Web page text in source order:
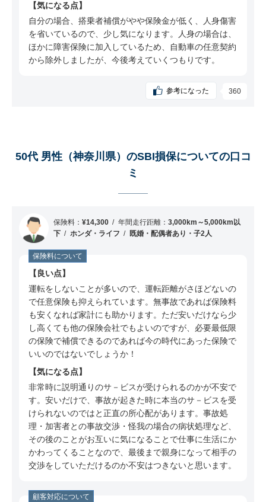
ミ
30代 男性（福島県）のSBI損保についての口コ
ミ
50代 男性（大阪府）のSBI損保についての口コ
50代 男性（兵庫県）のSBI損保についての口コ
30代 女性（長野県）のSBI損保についての口コ
50代 男性（茨城県）のSBI損保についての口コ
40代 男性（埼玉県）のSBI損保についての口コ
ミ
60代 男性（東京都）のSBI損保についての口コ
ミ
30代 男性（埼玉県）のSBI損保についての口コ
ミ
40代 男性（千葉県）のSBI損保についての口コ
ミ
ミ
30代 女性（兵庫県）のSBI損保についての口コ
ミ
50代 男性（愛媛県）のSBI損保についての口コ
ミ
60代 男性（千葉県）のSBI損保についての口コ
気になる点
自分の場合、搭乗者補償がやや保険金が低く、人身傷害
を省いているので、少し気になります。人身の場合は、
ほかに障害保険に加入しているため、自動車の任意契約
から除外しましたが、今後考えていくつもりです。
参考になった 360
50代 男性（神奈川県）のSBI損保についての口コ
ミ
保険料： ¥14,300 年間走行距離： 3,000km～5,000km以
下
ホンダ・ライフ 既婚・配偶者あり・子2人
保険料について
良い点
運転をしないことが多いので、運転距離がさほどないの
で任意保険も抑えられています。無事故であれば保険料
も安くなれば家計にも助かります。ただ安いだけなら少
し高くても他の保険会社でもよいのですが、必要最低限
の保険で補償できるのであれば今の時代にあった保険で
いいのではないでしょうか！
気になる点
非常時に説明通りのサ－ビスが受けられるのかが不安で
す。安いだけで、事故が起きた時に本当のサ－ビスを受
けられないのではと正直の所心配があります。事故処
理・加害者との事故交渉・怪我の場合の病状処理など、
その後のことがお互いに気になることで仕事に生活にか
かわってくることなので、最後まで親身になって相手の
交渉をしていただけるのか不安はつきないと思います。
顧客対応について